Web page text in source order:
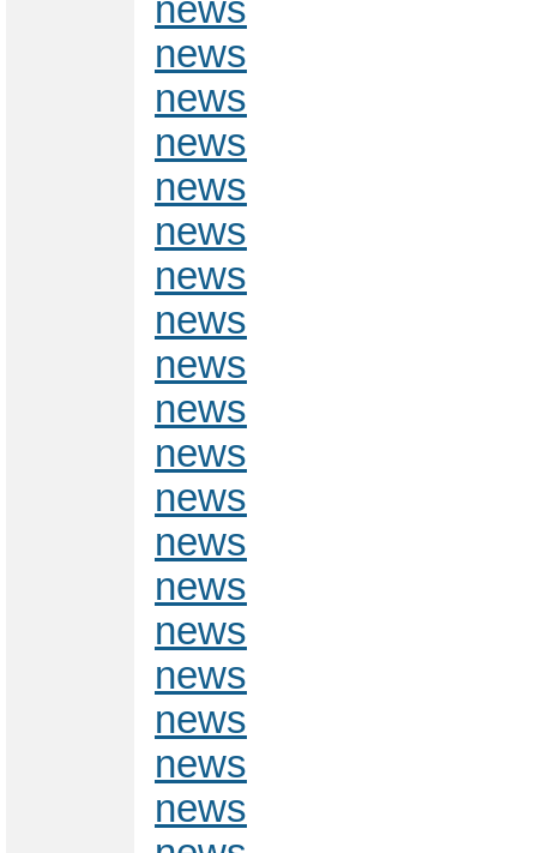
news
news
news
news
news
news
news
news
news
news
news
news
news
news
news
news
news
news
news